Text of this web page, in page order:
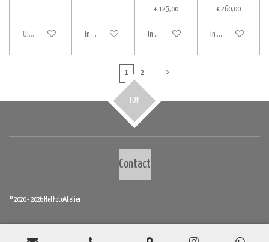
Uitverkocht In winkelwagen
€ 125,00
In winkelwagen
€ 260,00
In winkelwagen
1 2
TOP
Contact
© 2020 - 2026 HetFotoAtelier